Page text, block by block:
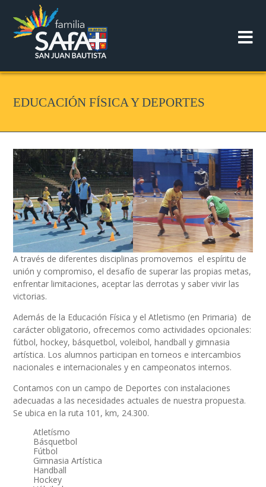
EDUCACIÓN FÍSICA Y DEPORTES
A través de diferentes disciplinas promovemos el espíritu de
unión y compromiso, el desafío de superar las propias metas,
enfrentar limitaciones, aceptar las derrotas y saber vivir las
victorias.
Además de la Educación Física y el Atletismo (en Primaria) de
carácter obligatorio, ofrecemos como actividades opcionales:
fútbol, hockey, básquetbol, voleibol, handball y gimnasia
artística. Los alumnos participan en torneos e intercambios
nacionales e internacionales y en campeonatos internos.
Contamos con un campo de Deportes con instalaciones
adecuadas a las necesidades actuales de nuestra propuesta.
Se ubica en la ruta 101, km, 24.300.
Atletísmo
Básquetbol
Fútbol
Gimnasia Artística
Handball
Hockey